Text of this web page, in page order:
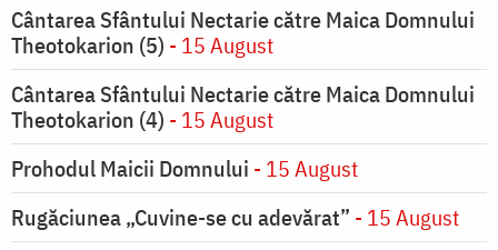
Cântarea Sfântului Nectarie către Maica Domnului
Theotokarion (5) - 15 August
Cântarea Sfântului Nectarie către Maica Domnului
Theotokarion (4) - 15 August
Prohodul Maicii Domnului - 15 August
Rugăciunea „Cuvine-se cu adevărat” - 15 August